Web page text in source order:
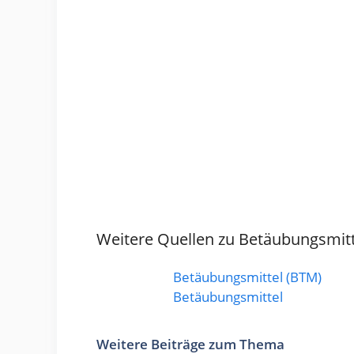
Weitere Quellen zu
Betäubungsmittel (BTM)
Betäubungsmittel
Weitere Beiträge zum Thema